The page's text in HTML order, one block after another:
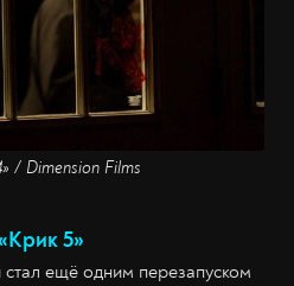
/ Dimension Films
5»
ещё одним перезапуском